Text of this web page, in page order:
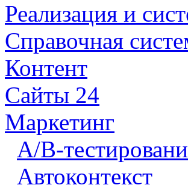
Реализация и
Справочная
Контент
Сайты 24
Маркетинг
A/B-
Автоконтекст